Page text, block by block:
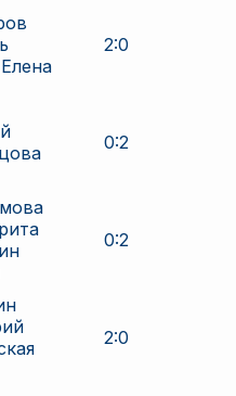
2:0
0:2
0:2
2:0